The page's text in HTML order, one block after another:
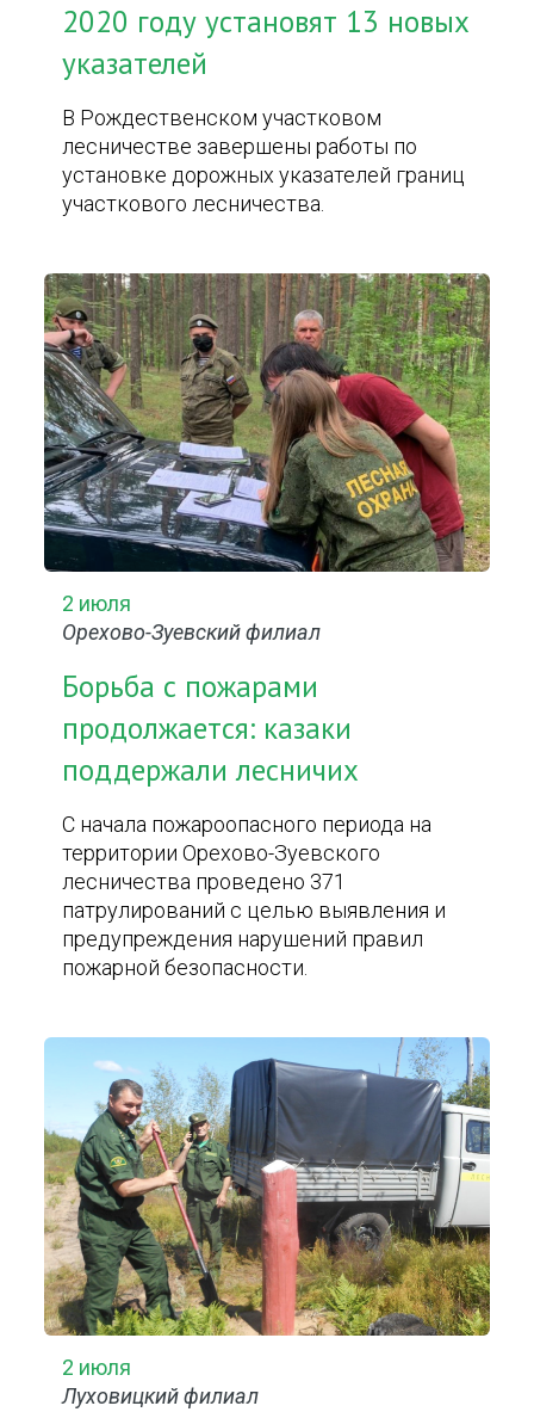
2020 году установят 13 новых
указателей
В Рождественском участковом
лесничестве завершены работы по
установке дорожных указателей границ
участкового лесничества.
2 июля
Орехово-Зуевский филиал
Борьба с пожарами
продолжается: казаки
поддержали лесничих
С начала пожароопасного периода на
территории Орехово-Зуевского
лесничества проведено 371
патрулирований с целью выявления и
предупреждения нарушений правил
пожарной безопасности.
2 июля
Луховицкий филиал